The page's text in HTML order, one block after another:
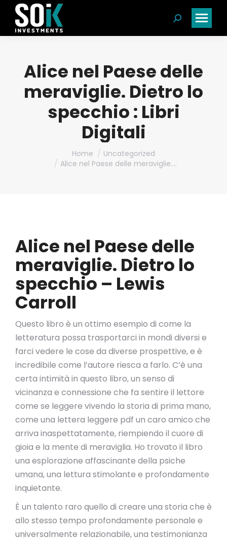
Search:
Alice nel Paese delle
meraviglie. Dietro lo
specchio : Libri
Digitali
Home
Uncategorized
Alice nel Paese delle meraviglie.…
Alice nel Paese delle
meraviglie. Dietro lo
specchio – Lewis
Carroll
Questo libro è un ottimo esempio di come la
letteratura possa trasportarci in mondi diversi e
farci vedere le cose da diverse prospettive, e è
incredibile come l’autore riesca a farlo. C’è una
certa intimità in questo libro, un senso di
vicinanza e connessione che fa sentire il lettore
come se leggere vivendo la storia di prima mano,
come una lettera leggere pdf un caro amico che
arriva inaspettatamente, riempiendo il cuore di
gioia e la mente di meraviglia. Ho trovato il libro
una esplorazione affascinante della psiche
umana, una lettura stimolante e profondamente
inquietante.
È un talento raro quello di creare una storia che è
allo stesso tempo profondamente personale e
universalmente relazionabile, una testimonianza